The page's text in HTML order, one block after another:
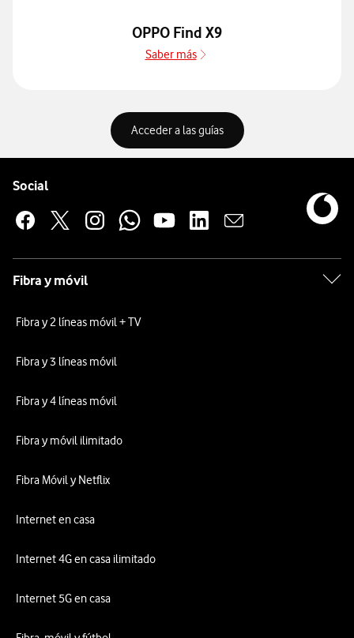
OPPO Find X9
Saber más
Acceder a las guíasAcceder para consultar
Social
Fibra y móvil
Fibra y 2 líneas móvil + TV
Fibra y 3 líneas móvil
Fibra y 4 líneas móvil
Fibra y móvil ilimitado
Fibra Móvil y Netflix
Internet en casa
Internet 4G en casa ilimitado
Internet 5G en casa